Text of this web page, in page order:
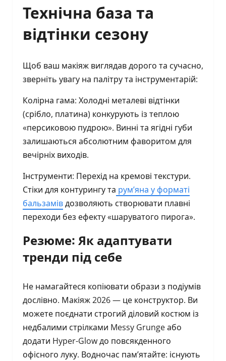
Технічна база та
відтінки сезону
Щоб ваш макіяж виглядав дорого та сучасно,
зверніть увагу на палітру та інструментарій:
Колірна гама: Холодні металеві відтінки
(срібло, платина) конкурують із теплою
«персиковою пудрою». Винні та ягідні губи
залишаються абсолютним фаворитом для
вечірніх виходів.
Інструменти: Перехід на кремові текстури.
Стіки для контурингу та рум’яна у форматі
бальзамівдозволяють створювати плавні
переходи без ефекту «шаруватого пирога».
Резюме: Як адаптувати
тренди під себе
Не намагайтеся копіювати образи з подіумів
дослівно. Макіяж 2026 — це конструктор. Ви
можете поєднати строгий діловий костюм із
недбалими стрілками Messy Grunge або
додати Hyper-Glow до повсякденного
офісного луку. Водночас пам’ятайте: існують